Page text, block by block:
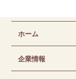
ホーム
企業情報